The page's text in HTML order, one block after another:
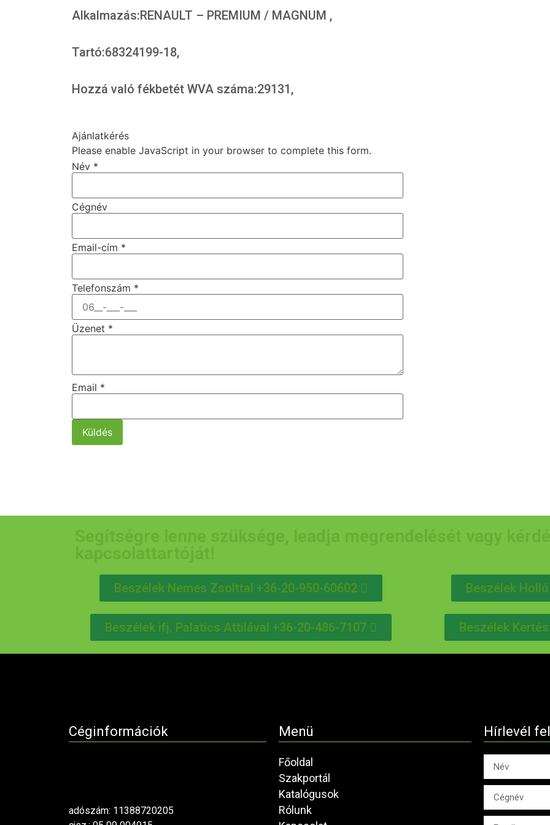
Alkalmazás:RENAULT – PREMIUM / MAGNUM ,
Tartó:68324199-18,
Hozzá való fékbetét WVA száma:29131,
Ajánlatkérés
Please enable JavaScript in your browser to complete this form.
Név *
Cégnév
Email-cím *
Telefonszám *
Üzenet *
Email *
Küldés
Beszélek Nemes Zsolttal +36-20-950-60602 Beszélek
Beszélek ifj. Palatics Attilával +36-20-486-7107 Beszélek
Céginformációk
adószám: 11388720205
Menü
Főoldal
Szakportál
Katalógusok
Rólunk
Hírlevél